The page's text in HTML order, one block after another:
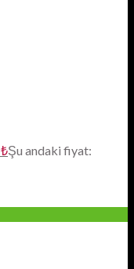
₺Şu andaki fiyat: